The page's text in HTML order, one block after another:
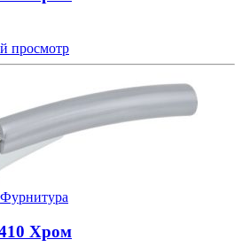
просмотр
Фурнитура
Хром